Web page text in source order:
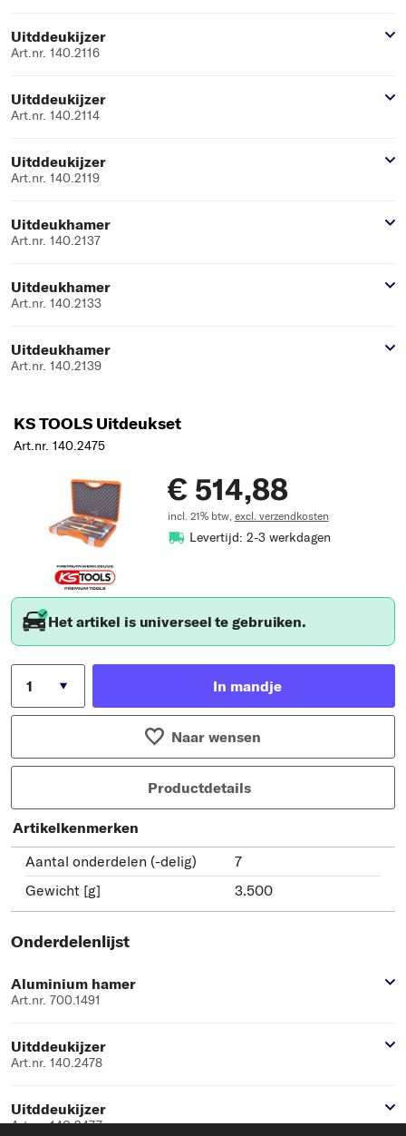
Uitddeukijzer
Art.nr. 140.2116
Uitddeukijzer
Art.nr. 140.2114
Uitddeukijzer
Art.nr. 140.2119
Uitdeukhamer
Art.nr. 140.2137
Uitdeukhamer
Art.nr. 140.2133
Uitdeukhamer
Art.nr. 140.2139
KS TOOLS Uitdeukset
Art.nr. 140.2475
€ 514,88
incl. 21% btw, excl. verzendkosten
Levertijd: 2-3 werkdagen
Het artikel is universeel te gebruiken.
In mandje
Naar wensen
Productdetails
Artikelkenmerken
Aantal onderdelen (-delig)
7
Gewicht [g]
3.500
Onderdelenlijst
Aluminium hamer
Art.nr. 700.1491
Uitddeukijzer
Art.nr. 140.2478
Uitddeukijzer
Art.nr. 140.2477